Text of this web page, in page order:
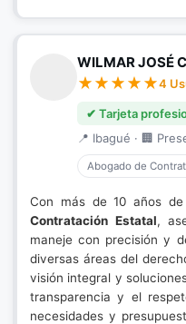
WILMAR JOSÉ
4
✔ Tarjeta
📍 Ibagué · 🏢
Abogado de
Con más de 10 años
Contratación Estatal,
maneje con precisión y
diversas áreas del
visión integral y
transparencia y el
necesidades y